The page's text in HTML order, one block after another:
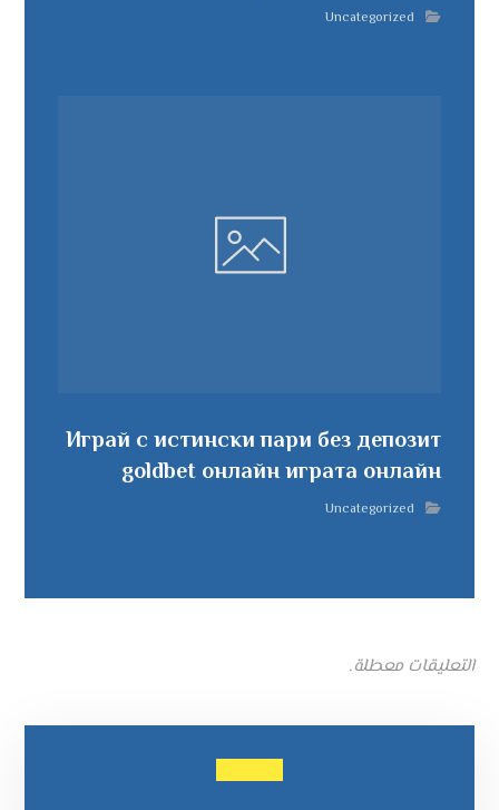
Uncategorized
Играй с истински пари без депозит
goldbet онлайн играта онлайн
Uncategorized
التعليقات معطلة.